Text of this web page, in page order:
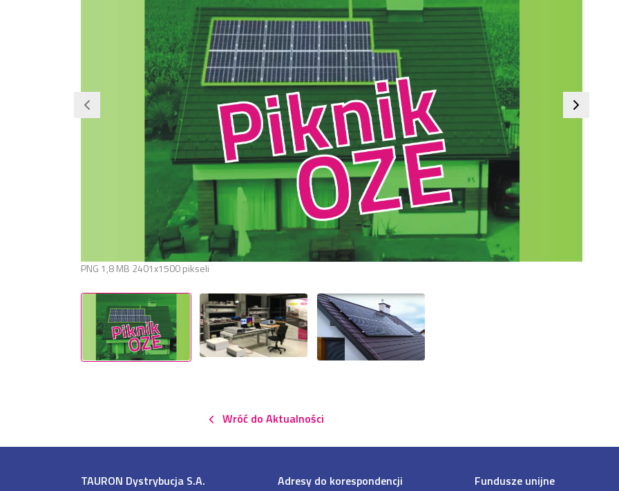
PNG 1,8 MB 2401x1500 pikseli
Wróć do Aktualności
TAURON Dystrybucja S.A. Adresy do korespondencji Fundusze unijne